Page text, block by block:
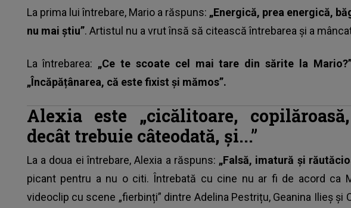
La prima lui întrebare, Mario a răspuns: „Energică, prea energică,
nu mai știu”. Artistul nu a vrut însă să citească întrebarea și a
La întrebarea: „Ce te scoate cel mai tare din sărite la
„Încăpățânarea, că este fixist și mămos”.
Alexia este „cicălitoare,
decât trebuie câteodată, și...”
La a doua ei întrebare, Alexia a răspuns: „Falsă, imatură și
picant pentru a nu o citi. Întrebată cu cine nu ar fi de acord ca
videoclip cu scene „fierbinți” dintre Adelina Pestrițu, Geanina Ilieș și